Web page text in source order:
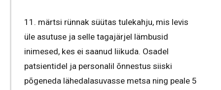
11. märtsi rünnak süütas tulekahju, mis levis
üle asutuse ja selle tagajärjel lämbusid
inimesed, kes ei saanud liikuda. Osadel
patsientidel ja personalil õnnestus siiski
põgeneda lähedalasuvasse metsa ning peale 5